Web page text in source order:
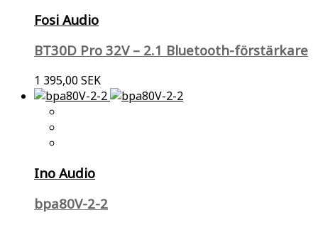
Fosi Audio
BT30D Pro 32V – 2.1 Bluetooth-förstärkare
1 395,00 SEK
Ino Audio
bpa80V-2-2